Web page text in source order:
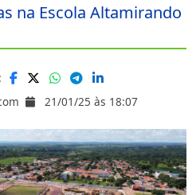
na Escola Altamirando
21/01/25 às 18:07